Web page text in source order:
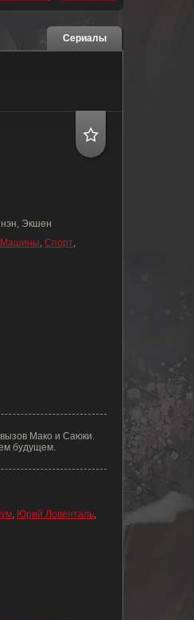
Сериалы
Экшен
Машины, Спорт,
Мако и Саюки.
будущем.
, Юрий Ловенталь,